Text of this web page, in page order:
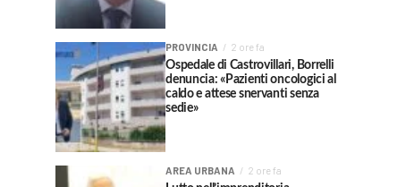
PROVINCIA 2 ore fa
Ospedale di Castrovillari, Borrelli
denuncia: «Pazienti oncologici al
caldo e attese snervanti senza
sedie»
AREA URBANA 2 ore fa